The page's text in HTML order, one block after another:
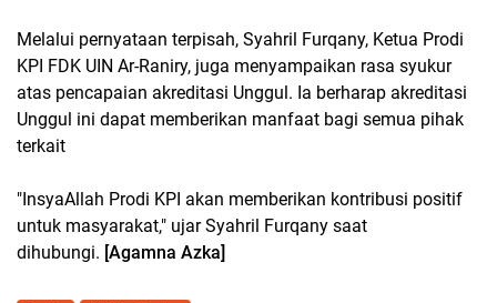
Melalui pernyataan terpisah, Syahril Furqany, Ketua Prodi
KPI FDK UIN Ar-Raniry, juga menyampaikan rasa syukur
atas pencapaian akreditasi Unggul. Ia berharap akreditasi
Unggul ini dapat memberikan manfaat bagi semua pihak
terkait
"InsyaAllah Prodi KPI akan memberikan kontribusi positif
untuk masyarakat," ujar Syahril Furqany saat
dihubungi. [Agamna Azka]